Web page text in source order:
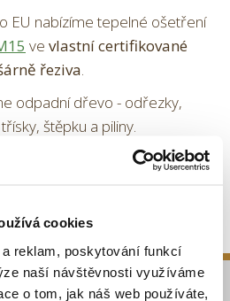
cookies
reklam, poskytování funkcí
naší návštěvnosti využíváme
o tom, jak náš web používáte,
EU nabízíme tepelné ošetření
ve vlastní certifikované
řeziva.
odpadní dřevo - odřezky,
štěpku a piliny.